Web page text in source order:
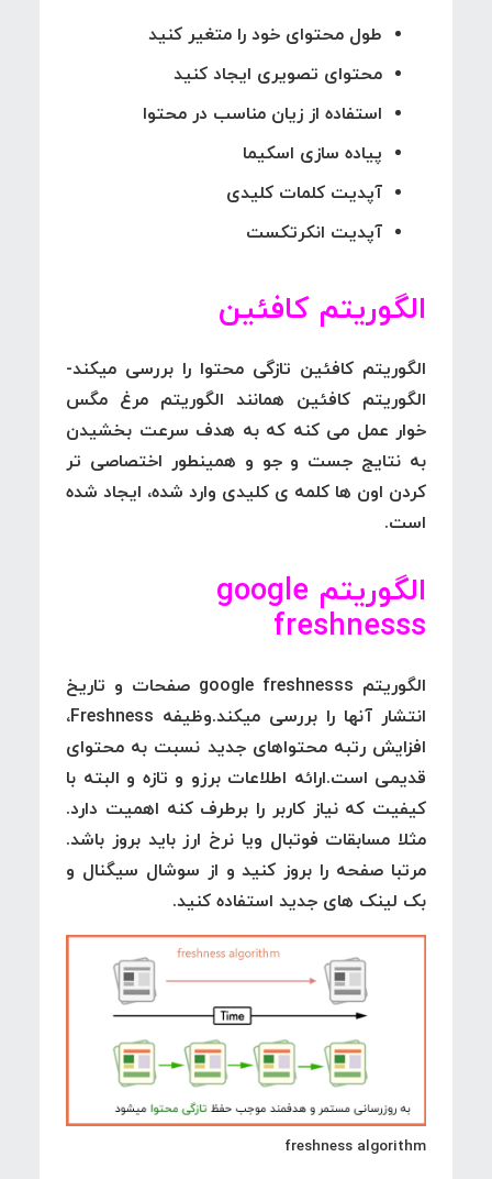
طول محتوای خود را متغیر کنید
محتوای تصویری ایجاد کنید
استفاده از زیان مناسب در محتوا
پیاده سازی اسکیما
آپدیت کلمات کلیدی
آپدیت انکرتکست
الگوریتم کافئین
الگوریتم کافئین تازگی محتوا را بررسی میکند-
الگوریتم کافئین همانند الگوریتم مرغ مگس
خوار عمل می کنه که به هدف سرعت بخشیدن
به نتایج جست و جو و همینطور اختصاصی تر
کردن اون ها کلمه ی کلیدی وارد شده، ایجاد شده
است.
الگوریتم google
freshnesss
الگوریتم google freshnesss
صفحات و تاریخ
انتشار آنها را بررسی میکند.وظیفه
،
افزایش رتبه محتواهای جدید نسبت به محتوای
قدیمی است.ارائه اطلاعات برزو و تازه و البته با
کیفیت که نیاز کاربر را برطرف کنه اهمیت دارد.
مثلا مسابقات فوتبال ویا نرخ ارز باید بروز باشد.
مرتبا صفحه را بروز کنید و از سوشال سیگنال و
بک لینک های جدید استفاده کنید.
freshness algorithm